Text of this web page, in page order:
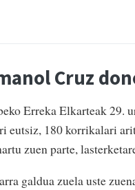
Cruz
Erreka Elkarteak 29.
eutsiz, 180 korrikalari
zuen parte,
galdua zuela uste